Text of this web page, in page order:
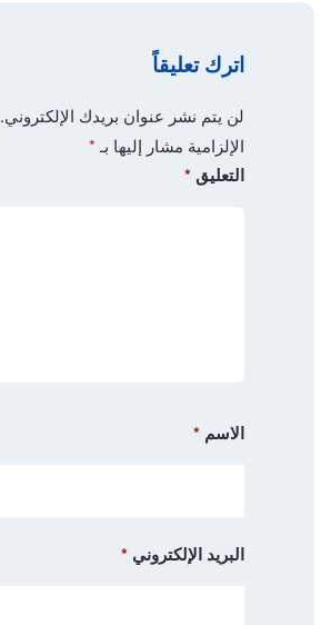
اترك تعليقاً
لن يتم نشر عنوان بريدك الإلكتروني.
الإلزامية مشار إليها بـ*
التعليق*
الاسم *
البريد الإلكتروني *